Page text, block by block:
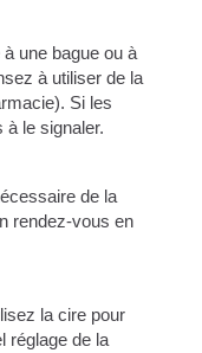
une bague ou à
à utiliser de la
Si les
à le signaler.
de la
rendez-vous en
la cire pour
réglage de la